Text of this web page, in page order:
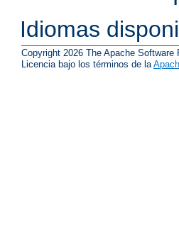
Idiomas
Copyright 2026 The Apache Software
Licencia bajo los términos de la